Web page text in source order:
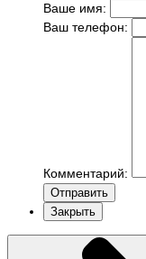
Ваше имя:
Ваш телефон:
Комментарий:
Отправить
Закрыть